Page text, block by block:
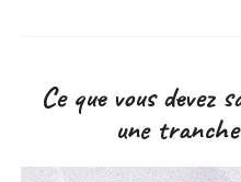
Ce que vous devez
une